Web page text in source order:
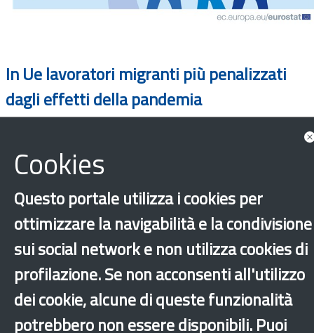
In Ue lavoratori migranti più penalizzati
dagli effetti della pandemia
Cookies
Questo portale utilizza i cookies per
ottimizzare la navigabilità e la condivisione
sui social network e non utilizza cookies di
profilazione. Se non acconsenti all'utilizzo
dei cookie, alcune di queste funzionalità
potrebbero non essere disponibili. Puoi